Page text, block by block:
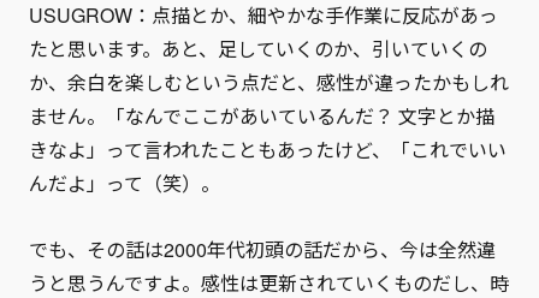
USUGROW：点描とか、細やかな手作業に反応があっ
たと思います。あと、足していくのか、引いていくの
か、余白を楽しむという点だと、感性が違ったかもしれ
ません。「なんでここがあいているんだ？ 文字とか描
きなよ」って言われたこともあったけど、「これでいい
んだよ」って（笑）。
でも、その話は2000年代初頭の話だから、今は全然違
うと思うんですよ。感性は更新されていくものだし、時